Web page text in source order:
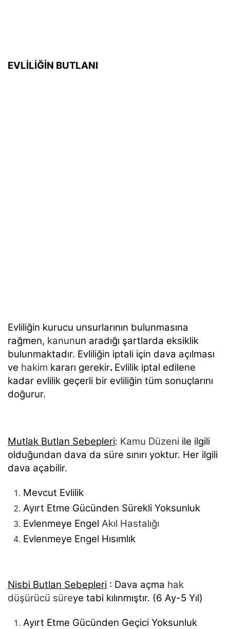
EVLİLİĞİN BUTLANI
Evliliğin kurucu unsurlarının bulunmasına
rağmen, kanunun aradığı şartlarda eksiklik
bulunmaktadır. Evliliğin iptali için dava açılması
ve hakim kararı gerekir. Evlilik iptal edilene
kadar evlilik geçerli bir evliliğin tüm sonuçlarını
doğurur.
Mutlak Butlan Sebepleri: Kamu Düzeni ile ilgili
olduğundan dava da süre sınırı yoktur. Her ilgili
dava açabilir.
Mevcut Evlilik
Ayırt Etme Gücünden Sürekli Yoksunluk
Evlenmeye Engel Akıl Hastalığı
Evlenmeye Engel Hısımlık
Nisbi Butlan Sebepleri : Dava açma hak
düşürücü süreye tabi kılınmıştır. (6 Ay-5 Yıl)
Ayırt Etme Gücünden Geçici Yoksunluk